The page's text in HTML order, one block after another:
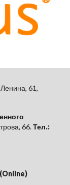
61,
66.Тел.: